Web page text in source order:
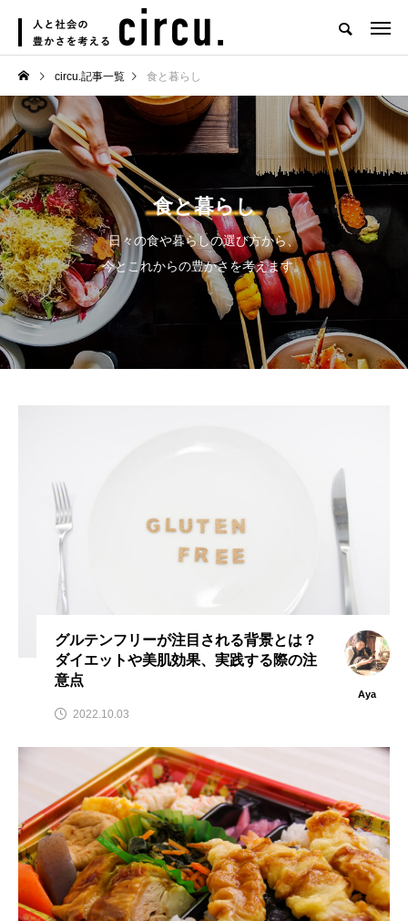
circu.記事一覧 食と暮らし
食と暮らし
日々の食や暮らしの選び方から、
今とこれからの豊かさを考えます。
グルテンフリーが注目される背景とは？
ダイエットや美肌効果、実践する際の注
意点
Aya
2022.10.03